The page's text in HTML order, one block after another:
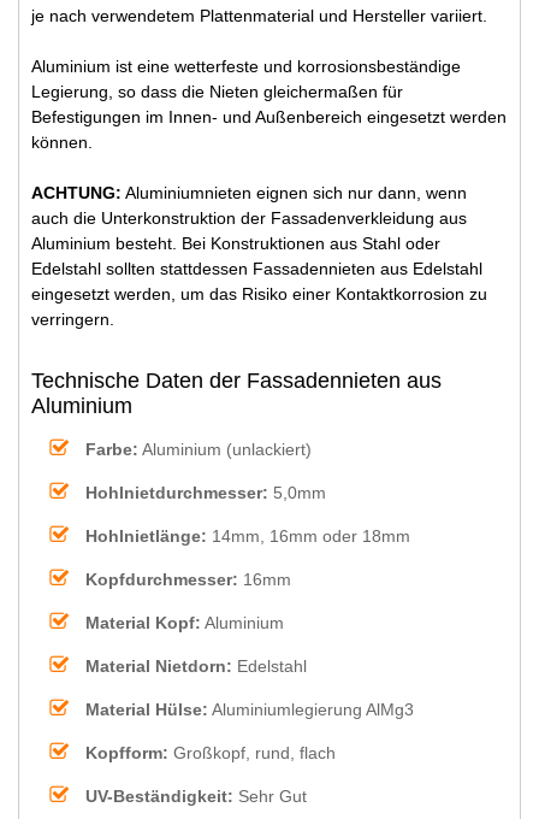
je nach verwendetem Plattenmaterial und Hersteller variiert.
Aluminium ist eine wetterfeste und korrosionsbeständige
Legierung, so dass die Nieten gleichermaßen für
Befestigungen im Innen- und Außenbereich eingesetzt werden
können.
ACHTUNG: Aluminiumnieten eignen sich nur dann, wenn
auch die Unterkonstruktion der Fassadenverkleidung aus
Aluminium besteht. Bei Konstruktionen aus Stahl oder
Edelstahl sollten stattdessen Fassadennieten aus Edelstahl
eingesetzt werden, um das Risiko einer Kontaktkorrosion zu
verringern.
Technische Daten der Fassadennieten aus
Aluminium
Farbe: Aluminium (unlackiert)
Hohlnietdurchmesser: 5,0mm
Hohlnietlänge: 14mm, 16mm oder 18mm
Kopfdurchmesser: 16mm
Material Kopf: Aluminium
Material Nietdorn: Edelstahl
Material Hülse: Aluminiumlegierung AlMg3
Kopfform: Großkopf, rund, flach
UV-Beständigkeit: Sehr Gut